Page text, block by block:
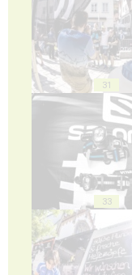
31
33